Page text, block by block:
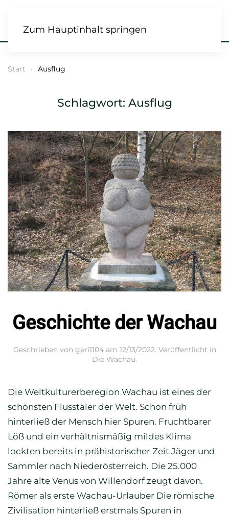
Zum Hauptinhalt springen
Start Ausflug
Schlagwort: Ausflug
Geschichte der Wachau
Geschrieben von geri1104am 12/13/2022. Veröffentlicht in
Die Wachau.
Die Weltkulturerberegion Wachau ist eines der
schönsten Flusstäler der Welt. Schon früh
hinterließ der Mensch hier Spuren. Fruchtbarer
Löß und ein verhältnismäßig mildes Klima
lockten bereits in prähistorischer Zeit Jäger und
Sammler nach Niederösterreich. Die 25.000
Jahre alte Venus von Willendorf zeugt davon.
Römer als erste Wachau-Urlauber Die römische
Zivilisation hinterließ erstmals Spuren in